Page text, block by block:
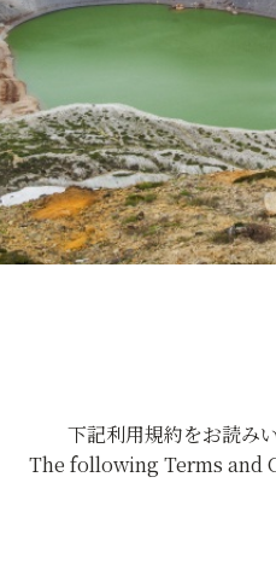
下記利用規約をお読み
The following Terms and